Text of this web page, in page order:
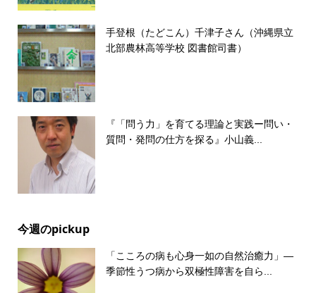
手登根（たどこん）千津子さん（沖縄県立
北部農林高等学校 図書館司書）
『「問う力」を育てる理論と実践ー問い・
質問・発問の仕方を探る』小山義...
今週のpickup
「こころの病も心身一如の自然治癒力」―
季節性うつ病から双極性障害を自ら...